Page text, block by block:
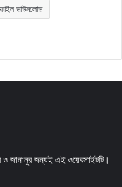
ফাইল ডাউনলোড
ও জানানুর জন্যই এই ওয়েবসাইটটি।